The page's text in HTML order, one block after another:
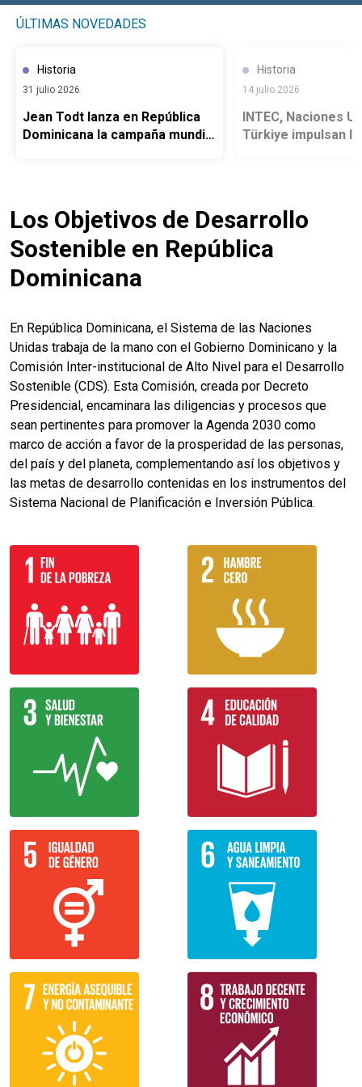
ÚLTIMAS NOVEDADES
Historia
31 julio 2026
Jean Todt lanza en República
Dominicana la campaña mundial
Historia
14 julio 2026
INTEC, Naciones
Türkiye impulsan
Los Objetivos de Desarrollo
Sostenible en República
Dominicana
En República Dominicana, el Sistema de las Naciones
Unidas trabaja de la mano con el Gobierno Dominicano y la
Comisión Inter-institucional de Alto Nivel para el Desarrollo
Sostenible (CDS). Esta Comisión, creada por Decreto
Presidencial, encaminara las diligencias y procesos que
sean pertinentes para promover la Agenda 2030 como
marco de acción a favor de la prosperidad de las personas,
del país y del planeta, complementando así los objetivos y
las metas de desarrollo contenidas en los instrumentos del
Sistema Nacional de Planificación e Inversión Pública.